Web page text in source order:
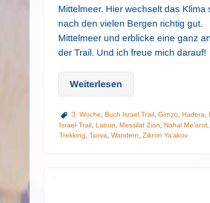
Mittelmeer. Hier wechselt das
nach den vielen Bergen richtig
Mittelmeer und erblicke eine ganz
der Trail. Und ich freue mich darauf!
Weiterlesen
3. Woche, Buch Israel Trail, Gimzo, Hadera
Israel-Trail, Latrun Messilat Zion Nahal Me'arot,
Trekking Tsova Wandern Zikron Ya'akov